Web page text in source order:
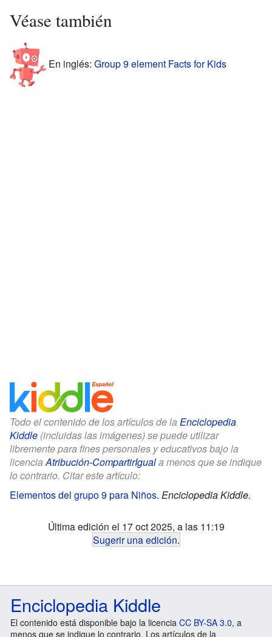
Véase también
En inglés: Group 9 element Facts for Kids
Todo el contenido de los artículos de la Enciclopedia
Kiddle (incluidas las imágenes) se puede utilizar
libremente para fines personales y educativos bajo la
licenciaAtribución-CompartirIguala menos que se indique
lo contrario. Citar este artículo:
Elementos del grupo 9 para Niños. Enciclopedia Kiddle.
Última edición el 17 oct 2025, a las 11:19
Sugerir una edición.
Enciclopedia Kiddle
El contenido está disponible bajo la licencia CC BY-SA 3.0, a
menos que se indique lo contrario. Los artículos de la